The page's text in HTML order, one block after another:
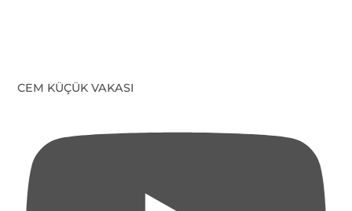
CEM KÜÇÜK VAKASI